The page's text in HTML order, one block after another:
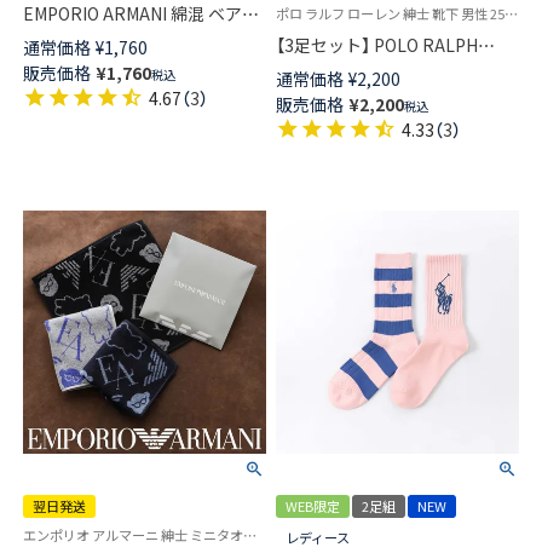
EMPORIO ARMANI 綿混 ベア＆
EAリンクス柄 クルー丈 メンズ
ソックス 日本製 02342387
通常価格 ¥1,760
販売価格 ¥1,760税込
4.67（3）
ポロ ラルフ ローレン 紳士 靴下 男性 25-27cm
【3足セット】 POLO RALPH
LAUREN ワンポイント刺しゅう
クルー丈 ビジネスソックス メ
ンズ 【365日最短翌日発送】
92009015
通常価格 ¥2,200
販売価格 ¥2,200税込
4.33（3）
翌日発送
エンポリオ アルマーニ 紳士 ミニタオル 日本製 タオルハンカチ
WEB限定 2足組
NEW
レディース